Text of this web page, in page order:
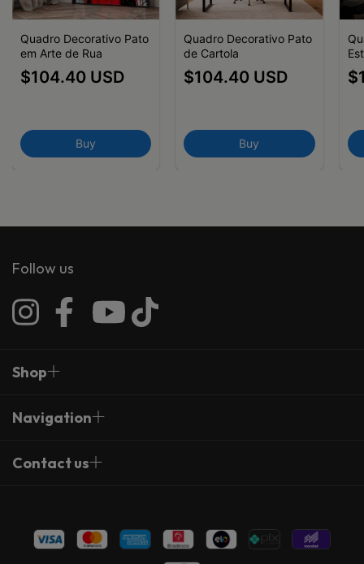
Quadro Decorativo Pato
em Arte de Rua
$104.40 USD
Buy
Quadro Decorativo Pato
de Cartola
$104.40 USD
Buy
Follow us
Shop
Navigation
Contact us